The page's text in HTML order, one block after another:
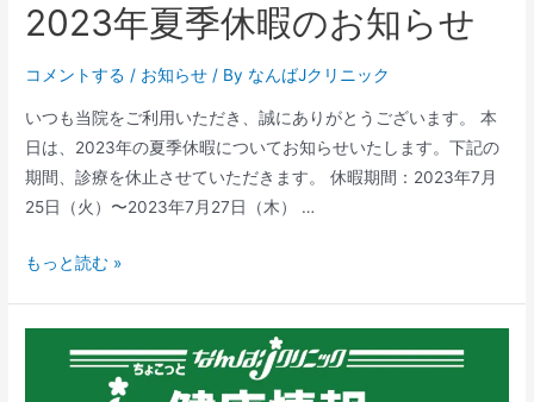
2023年夏季休暇のお知らせ
コメントする / お知らせ / By なんばJクリニック
いつも当院をご利用いただき、誠にありがとうございます。 本
日は、2023年の夏季休暇についてお知らせいたします。下記の
期間、診療を休止させていただきます。 休暇期間：2023年7月
25日（火）〜2023年7月27日（木） …
もっと読む »